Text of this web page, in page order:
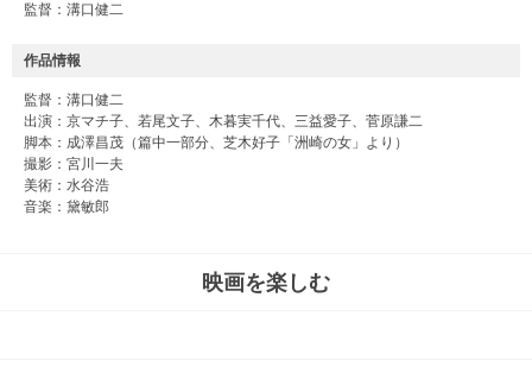
監督： 溝口健二
作品情報
監督：溝口健二
出演：京マチ子、若尾文子、木暮実千代、三益愛子、菅原謙二
脚本：成澤昌茂（篇中一部分、芝木好子「洲崎の女」より）
撮影：宮川一夫
美術：水谷浩
音楽：黛敏郎
映画を楽しむ